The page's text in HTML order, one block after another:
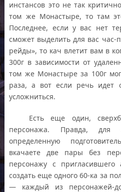
инстансов это не так
том же Монастыре, то там
Последнее, если у вас нет
сможет выделить для вас час-
рейды», то кач влетит вам в
300г в зависимости от
том же Монастыре за 100г
раза, а вот если речь идет
усложниться.
Есть еще один,
персонажа. Правда, для
определенную
вкачаете две пары без
персонажу с
создать еще одного 60-ка за
— каждый из персонажей-